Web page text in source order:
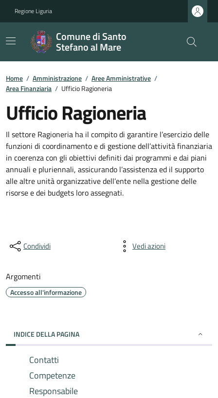
Regione Liguria
Comune di Santo
Stefano al Mare
Home / Amministrazione / Aree Amministrative /
Area Finanziaria / Ufficio Ragioneria
Ufficio Ragioneria
Il settore Ragioneria ha il compito di garantire l’esercizio delle
funzioni di coordinamento e di gestione dell’attività finanziaria
in coerenza con gli obiettivi definiti dai programmi e dai piani
annuali e pluriennali, assicurando l’assistenza ed il supporto
alle altre unità organizzative dell’ente nella gestione delle
risorse e dei budgets loro assegnati.
Condividi Vedi azioni
Argomenti
Accesso all'informazione
INDICE DELLA PAGINA
Contatti
Competenze
Responsabile